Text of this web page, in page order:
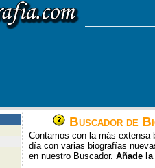
Buscador de
Contamos con la más extensa
día con varias biografías
en nuestro Buscador. Añade